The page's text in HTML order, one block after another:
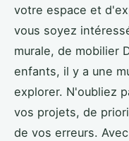
votre espace et
vous soyez
murale, de mobilier
enfants, il y a une
explorer. N'oubliez
vos projets, de
de vos erreurs.